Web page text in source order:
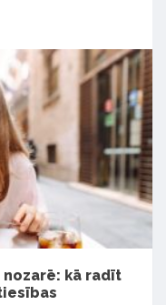
kā radīt